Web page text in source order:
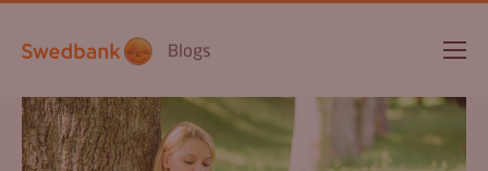
Blogs